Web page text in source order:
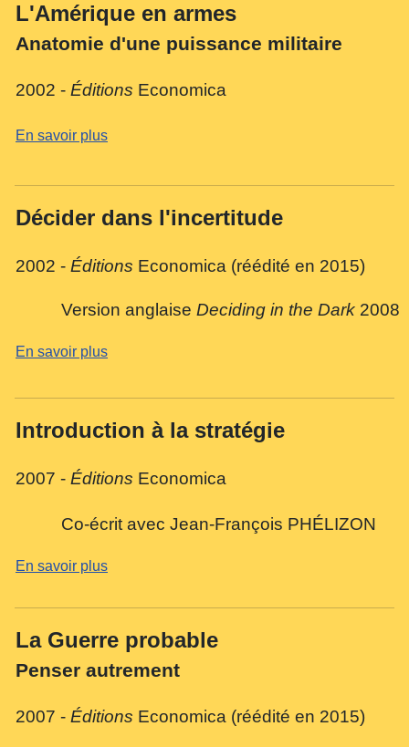
L'Amérique en armes
Anatomie d'une puissance militaire
2002 - Éditions Economica
En savoir plus
Décider dans l'incertitude
2002 - Éditions Economica (réédité en 2015)
Version anglaise Deciding in the Dark 2008
En savoir plus
Introduction à la stratégie
2007 - Éditions Economica
Co-écrit avec Jean-François PHÉLIZON
En savoir plus
La Guerre probable
Penser autrement
2007 - Éditions Economica (réédité en 2015)